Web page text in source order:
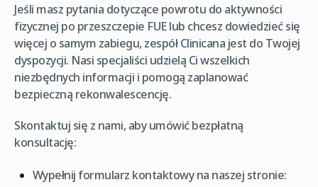
Jeśli masz pytania dotyczące powrotu do aktywności
fizycznej po przeszczepie FUE lub chcesz dowiedzieć się
więcej o samym zabiegu, zespół Clinicana jest do Twojej
dyspozycji. Nasi specjaliści udzielą Ci wszelkich
niezbędnych informacji i pomogą zaplanować
bezpieczną rekonwalescencję.
Skontaktuj się z nami, aby umówić bezpłatną
konsultację:
Wypełnij formularz kontaktowy na naszej stronie: